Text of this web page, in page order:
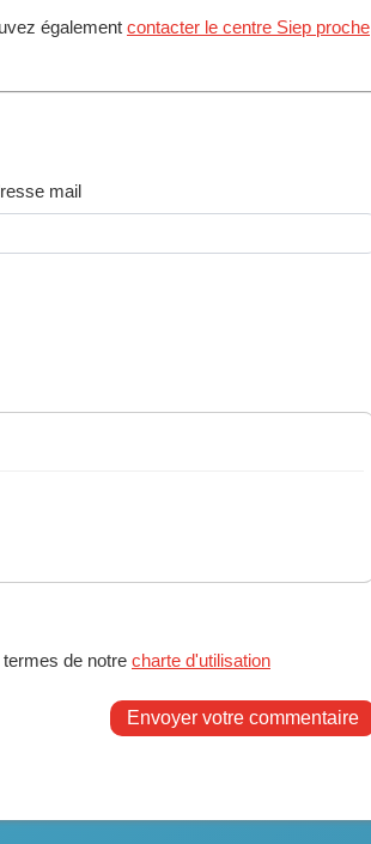
également contacter le centre Siep proche
mail
de notre charte d'utilisation
Envoyer votre commentaire